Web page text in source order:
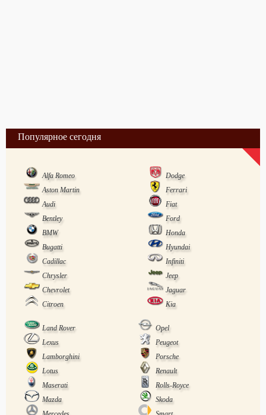
Популярное сегодня
Alfa Romeo
Dodge
Aston Martin
Ferrari
Audi
Fiat
Bentley
Ford
BMW
Honda
Bugatti
Hyundai
Cadillac
Infiniti
Chrysler
Jeep
Chevrolet
Jaguar
Citroen
Kia
Land Rover
Opel
Lexus
Peugeot
Lamborghini
Porsche
Lotus
Renault
Maserati
Rolls-Royce
Mazda
Skoda